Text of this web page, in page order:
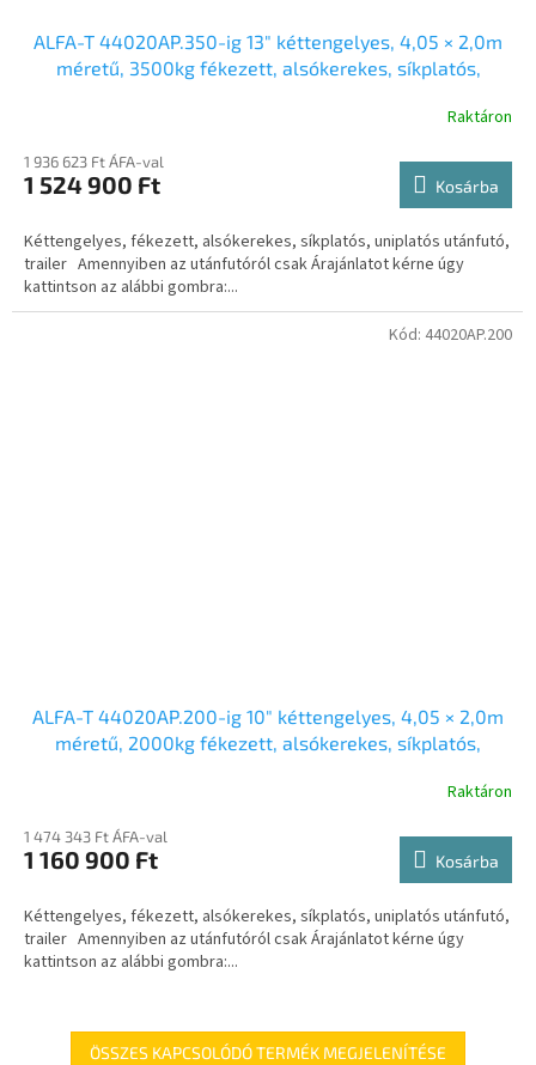
ALFA-T 44020AP.350-ig 13″ kéttengelyes, 4,05 × 2,0m
méretű, 3500kg fékezett, alsókerekes, síkplatós,
Raktáron
1 936 623 Ft ÁFA-val
1 524 900 Ft Kosárba
Kéttengelyes, fékezett, alsókerekes, síkplatós, uniplatós utánfutó,
trailer Amennyiben az utánfutóról csak Árajánlatot kérne úgy
kattintson az alábbi gombra:...
ALFA-T 44020AP.200-ig 10″ kéttengelyes, 4,05 × 2,0m
méretű, 2000kg fékezett, alsókerekes, síkplatós,
Raktáron
1 474 343 Ft ÁFA-val
1 160 900 Ft Kosárba
Kéttengelyes, fékezett, alsókerekes, síkplatós, uniplatós utánfutó,
trailer Amennyiben az utánfutóról csak Árajánlatot kérne úgy
kattintson az alábbi gombra:...
Kód: 44020AP.200
ÖSSZES KAPCSOLÓDÓ TERMÉK MEGJELENÍTÉSE